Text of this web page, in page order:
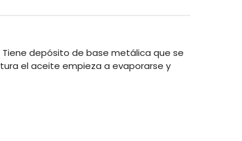
depósito de base metálica que se
el aceite empieza a evaporarse y